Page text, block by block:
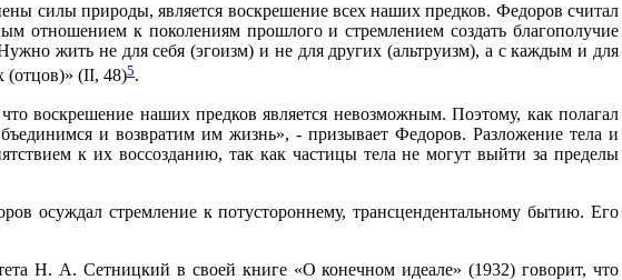
силы природы, является воскрешение всех наших предков. Федоров считал
отношением к поколениям прошлого и стремлением создать благополучие
жить не для себя (эгоизм) и не для других (альтруизм), а с каждым и для
(отцов)» (II, 48)5.
воскрешение наших предков является невозможным. Поэтому, как полагал
и возвратим им жизнь», - призывает Федоров. Разложение тела и
к их воссозданию, так как частицы тела не могут выйти за пределы
осуждал стремление к потустороннему, трансцендентальному бытию. Его
Н. А. Сетницкий в своей книге «О конечном идеале» (1932) говорит, что